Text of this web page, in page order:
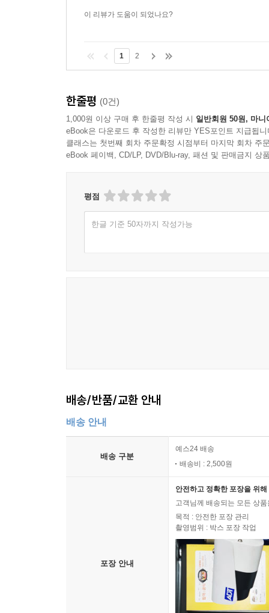
이 리뷰가 도움이 되었나요?
1 2
한줄평 (0건)
1,000원 이상 구매 후 한줄평 작성 시 일반회원 50원, 마니
eBook은 다운로드 후 작성한 리뷰만 YES포인트 지급됩니
클래스는 첫번째 회차 주문확정 시점부터 마지막 회차 주
eBook 페이백, CD/LP, DVD/Blu-ray, 패션 및 판매금지 상
평점
한글 기준 50자까지 작성가능
배송/반품/교환 안내
배송 안내
배송 구분
예스24 배송
배송비 : 2,500원
포장 안내
안전하고 정확한 포장을 위
고객님께 배송되는 모든 상
목적 : 안전한 포장 관리
촬영범위 : 박스 포장 작업